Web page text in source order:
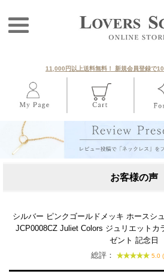
11,000円以上送料無料！ 新規会員登録で
お客様の声
シルバー ピンクゴールドメッキ ホースシ
JCP0008CZ Juliet Colors ジュリエットカ
ゼント 記念日
総評：
5.0